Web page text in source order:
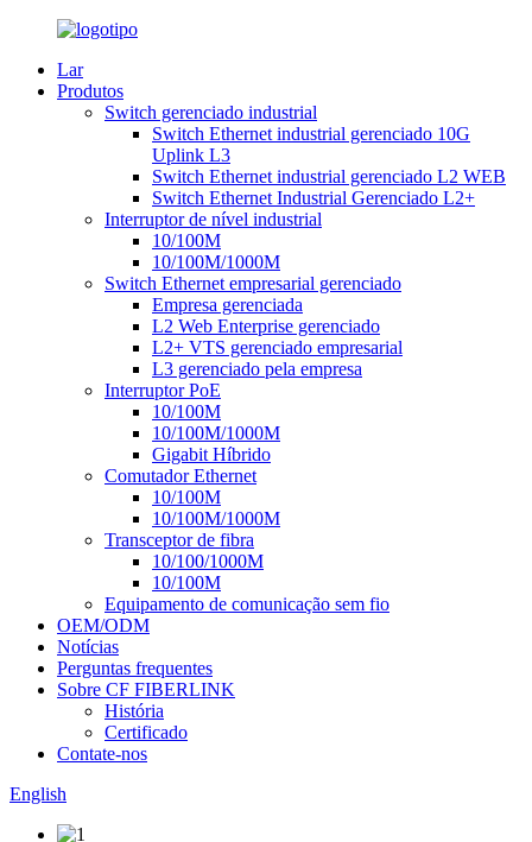
Lar
Produtos
Switch gerenciado industrial
Switch Ethernet industrial gerenciado 10G
Uplink L3
Switch Ethernet industrial gerenciado L2 WEB
Switch Ethernet Industrial Gerenciado L2+
Interruptor de nível industrial
10/100M
10/100M/1000M
Switch Ethernet empresarial gerenciado
Empresa gerenciada
L2 Web Enterprise gerenciado
L2+ VTS gerenciado empresarial
L3 gerenciado pela empresa
Interruptor PoE
10/100M
10/100M/1000M
Gigabit Híbrido
Comutador Ethernet
10/100M
10/100M/1000M
Transceptor de fibra
10/100/1000M
10/100M
Equipamento de comunicação sem fio
OEM/ODM
Notícias
Perguntas frequentes
Sobre CF FIBERLINK
História
Certificado
Contate-nos
English